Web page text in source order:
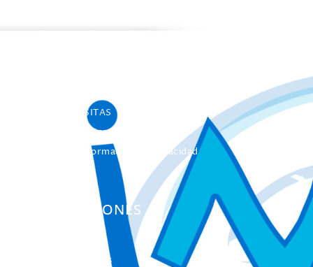
UNIdiVERSITAS
Formación Continua
Servicio Información Discapacidad
Infoautismo
PUBLICACIONES
Colección Actas